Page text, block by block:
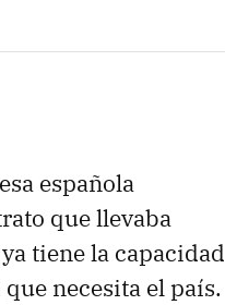
española
que llevaba
tiene la capacidad
que necesita el país.